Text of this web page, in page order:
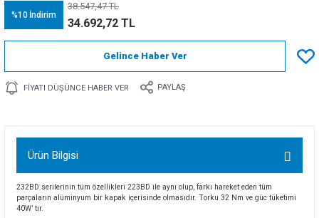
%10 İndirim
38.547,47 TL
34.692,72 TL
Gelince Haber Ver
FIYATI DÜŞÜNCE HABER VER PAYLAŞ
Ürün Bilgisi
232BD serilerinin tüm özellikleri 223BD ile aynı olup, farkı hareket eden tüm
parçaların alüminyum bir kapak içerisinde olmasıdır. Torku 32 Nm ve güc tüketimi
40W’ tır.